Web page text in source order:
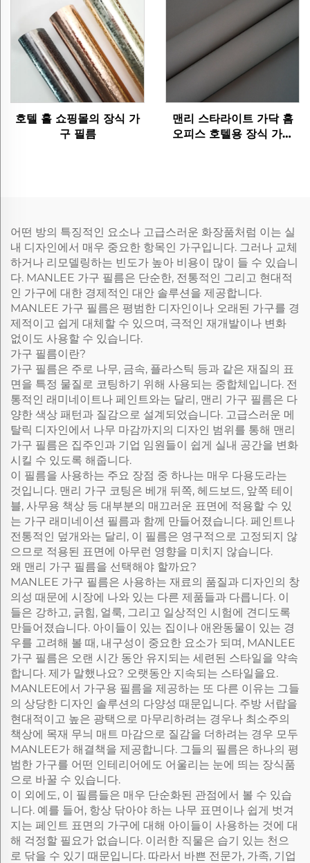
호텔 홀 쇼핑몰의 장식 가
구 필름
맨리 스타라이트 가닥 홈
오피스 호텔용 장식 가구
어떤 방의 특징적인 요소나 고급스러운 화장품처럼 이는 실
내 디자인에서 매우 중요한 항목인 가구입니다. 그러나 교체
하거나 리모델링하는 빈도가 높아 비용이 많이 들 수 있습니
다. MANLEE 가구 필름은 단순한, 전통적인 그리고 현대적
인 가구에 대한 경제적인 대안 솔루션을 제공합니다.
MANLEE 가구 필름은 평범한 디자인이나 오래된 가구를 경
제적이고 쉽게 대체할 수 있으며, 극적인 재개발이나 변화
없이도 사용할 수 있습니다.
가구 필름이란?
가구 필름은 주로 나무, 금속, 플라스틱 등과 같은 재질의 표
면을 특정 물질로 코팅하기 위해 사용되는 중합체입니다. 전
통적인 래미네이트나 페인트와는 달리, 맨리 가구 필름은 다
양한 색상 패턴과 질감으로 설계되었습니다. 고급스러운 메
탈릭 디자인에서 나무 마감까지의 디자인 범위를 통해 맨리
가구 필름은 집주인과 기업 임원들이 쉽게 실내 공간을 변화
시킬 수 있도록 해줍니다.
이 필름을 사용하는 주요 장점 중 하나는 매우 다용도라는
것입니다. 맨리 가구 코팅은 베개 뒤쪽, 헤드보드, 앞쪽 테이
블, 사무용 책상 등 대부분의 매끄러운 표면에 적용할 수 있
는 가구 래미네이션 필름과 함께 만들어졌습니다. 페인트나
전통적인 덮개와는 달리, 이 필름은 영구적으로 고정되지 않
으므로 적용된 표면에 아무런 영향을 미치지 않습니다.
왜 맨리 가구 필름을 선택해야 할까요?
MANLEE 가구 필름은 사용하는 재료의 품질과 디자인의 창
의성 때문에 시장에 나와 있는 다른 제품들과 다릅니다. 이
들은 강하고, 긁힘, 얼룩, 그리고 일상적인 시험에 견디도록
만들어졌습니다. 아이들이 있는 집이나 애완동물이 있는 경
우를 고려해 볼 때, 내구성이 중요한 요소가 되며, MANLEE
가구 필름은 오랜 시간 동안 유지되는 세련된 스타일을 약속
합니다. 제가 말했나요? 오랫동안 지속되는 스타일을요.
MANLEE에서 가구용 필름을 제공하는 또 다른 이유는 그들
의 상당한 디자인 솔루션의 다양성 때문입니다. 주방 서랍을
현대적이고 높은 광택으로 마무리하려는 경우나 최소주의
책상에 목재 무늬 매트 마감으로 질감을 더하려는 경우 모두
MANLEE가 해결책을 제공합니다. 그들의 필름은 하나의 평
범한 가구를 어떤 인테리어에도 어울리는 눈에 띄는 장식품
으로 바꿀 수 있습니다.
이 외에도, 이 필름들은 매우 단순화된 관점에서 볼 수 있습
니다. 예를 들어, 항상 닦아야 하는 나무 표면이나 쉽게 벗겨
지는 페인트 표면의 가구에 대해 아이들이 사용하는 것에 대
해 걱정할 필요가 없습니다. 이러한 직물은 습기 있는 천으
로 닦을 수 있기 때문입니다. 따라서 바쁜 전문가, 가족, 기업